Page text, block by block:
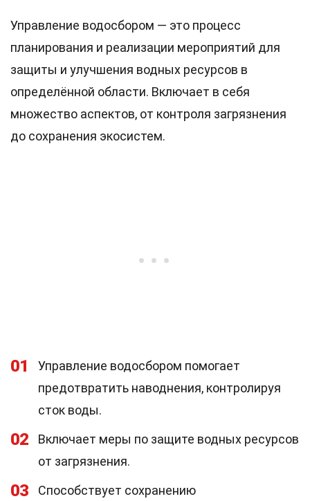
Управление водосбором — это процесс
планирования и реализации мероприятий для
защиты и улучшения водных ресурсов в
определённой области. Включает в себя
множество аспектов, от контроля загрязнения
до сохранения экосистем.
01
Управление водосбором помогает
предотвратить наводнения, контролируя
сток воды.
02
Включает меры по защите водных ресурсов
от загрязнения.
03
Способствует сохранению